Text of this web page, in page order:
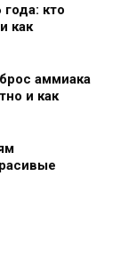
кто
как
аммиака
и как